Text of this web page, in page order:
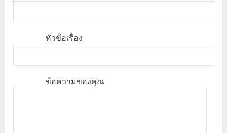
หัวข้อเรื่อง
ข้อความของคุณ